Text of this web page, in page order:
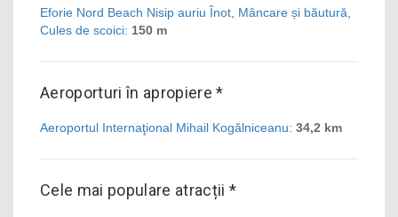
Eforie Nord Beach Nisip auriu Înot, Mâncare și băutură,
Cules de scoici: 150 m
Aeroporturi în apropiere *
Aeroportul Internaţional Mihail Kogălniceanu: 34,2 km
Cele mai populare atracții *